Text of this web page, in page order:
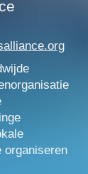
organiseren